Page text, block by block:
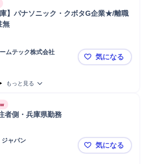
庫】パナソニック・クボタG企業★/離職
無
ムテック株式会社
【建築施工
気になる
もっと見る
ジャパン
施工管理
気になる